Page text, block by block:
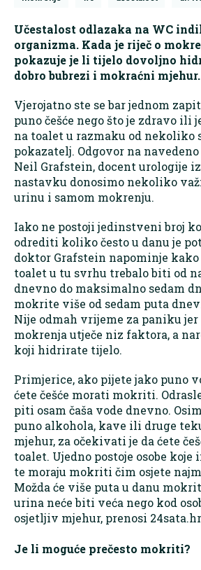
Učestalost odlazaka na WC
organizma. Kada je riječ o
pokazuje je li tijelo dovoljno
dobro bubrezi i mokraćni mjehur.
Vjerojatno ste se bar jednom
puno češće nego što je zdravo ili
na toalet u razmaku od nekoliko
pokazatelj. Odgovor na
Neil Grafstein, docent urologije
nastavku donosimo nekoliko
urinu i samom mokrenju.
Iako ne postoji jedinstveni broj
odrediti koliko često u danu je
doktor Grafstein napominje
toalet u tu svrhu trebalo biti od
dnevno do maksimalno sedam
mokrite više od sedam puta
Nije odmah vrijeme za paniku jer
mokrenja utječe niz faktora, a
koji hidrirate tijelo.
Primjerice, ako pijete jako puno
ćete češće morati mokriti.
piti osam čaša vode dnevno.
puno alkohola, kave ili druge
mjehur, za očekivati je da ćete
toalet. Ujedno postoje osobe koje
te moraju mokriti čim osjete
Možda će više puta u danu
urina neće biti veća nego kod
osjetljiv mjehur, prenosi 24sata.hr
Je li moguće prečesto mokriti?